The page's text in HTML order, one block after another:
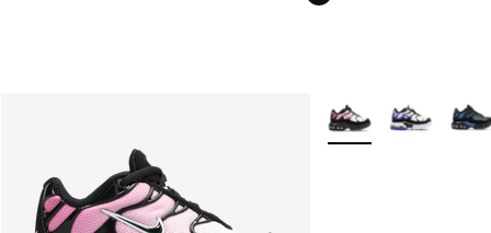
Plus de couleurs